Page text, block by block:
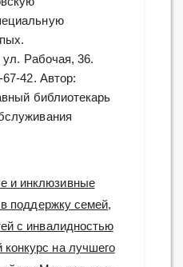
ул. Рабочая, 36.
42. Автор:
библиотекарь
и инклюзивные
поддержку семей,
с инвалидностью
конкурс на лучшего